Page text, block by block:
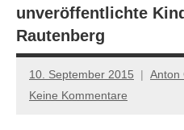
Lyrik,
Essay
unveröffentlichte
Rautenberg
10. September 2015
Anton
Keine Kommentare